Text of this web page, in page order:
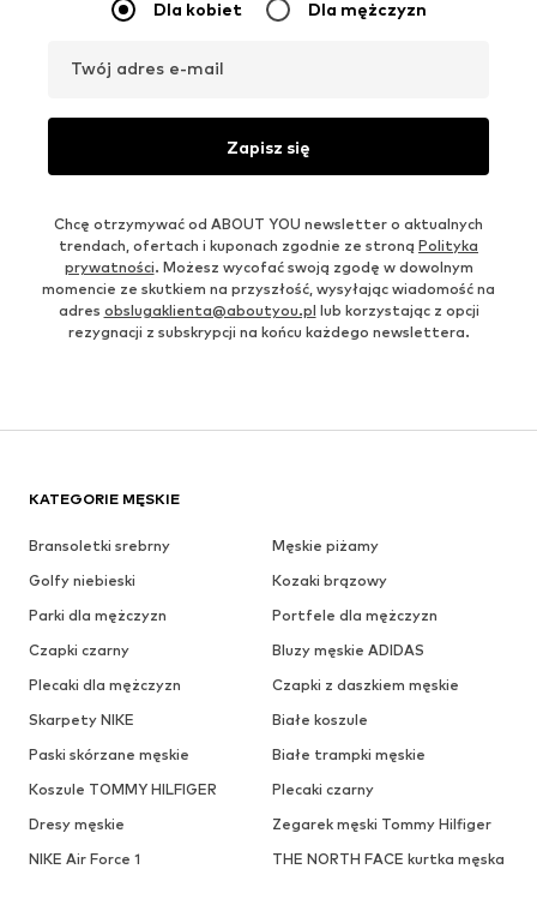
Dla kobiet Dla mężczyzn
Twój adres e-mail
Zapisz się
Chcę otrzymywać od ABOUT YOU newsletter o aktualnych
trendach, ofertach i kuponach zgodnie ze stroną Polityka
prywatności. Możesz wycofać swoją zgodę w dowolnym
momencie ze skutkiem na przyszłość, wysyłając wiadomość na
adres obslugaklienta@aboutyou.pl lub korzystając z opcji
rezygnacji z subskrypcji na końcu każdego newslettera.
KATEGORIE MĘSKIE
Bransoletki srebrny
Męskie piżamy
Golfy niebieski
Kozaki brązowy
Parki dla mężczyzn
Portfele dla mężczyzn
Czapki czarny
Bluzy męskie ADIDAS
Plecaki dla mężczyzn
Czapki z daszkiem męskie
Skarpety NIKE
Białe koszule
Paski skórzane męskie
Białe trampki męskie
Koszule TOMMY HILFIGER
Plecaki czarny
Dresy męskie
Zegarek męski Tommy Hilfiger
NIKE Air Force 1
THE NORTH FACE kurtka męska